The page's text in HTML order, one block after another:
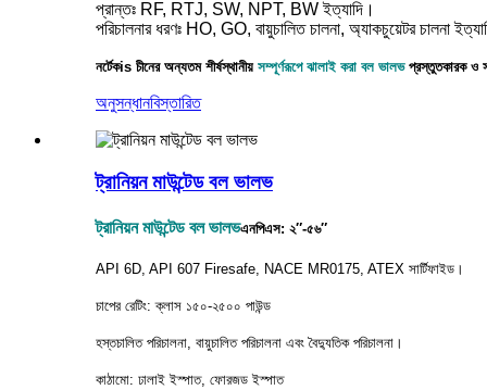
প্রান্তঃ RF, RTJ, SW, NPT, BW ইত্যাদি।
পরিচালনার ধরণঃ HO, GO, বায়ুচালিত চালনা, অ্যাকচুয়েটর চালনা
নর্টেকis চীনের অন্যতম শীর্ষস্থানীয় সম্পূর্ণরূপে ঝালাই করা বল ভালভ প্রস্তুতকারক ও
অনুসন্ধানবিস্তারিত
ট্রানিয়ন মাউন্টেড বল ভালভ
ট্রানিয়ন মাউন্টেড বল ভালভএনপিএস: ২″-৫৬″
API 6D, API 607 ​​Firesafe, NACE MR0175, ATEX সার্টিফাইড।
চাপের রেটিং: ক্লাস ১৫০-২৫০০ পাউন্ড
হস্তচালিত পরিচালনা, বায়ুচালিত পরিচালনা এবং বৈদ্যুতিক পরিচালনা।
কাঠামো: ঢালাই ইস্পাত, ফোরজড ইস্পাত